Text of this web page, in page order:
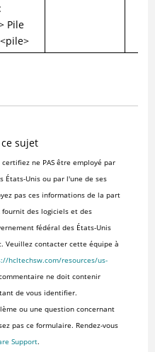
Pile
sujet
ne PAS être employé par
États-Unis ou par l'une de ses
pas ces informations de la part
fournit des logiciels et des
fédéral des États-Unis
Veuillez contacter cette équipe à
hcltechsw.com/resources/us-
ne doit contenir
de vous identifier.
ou une question concernant
pas ce formulaire. Rendez-vous
Support.